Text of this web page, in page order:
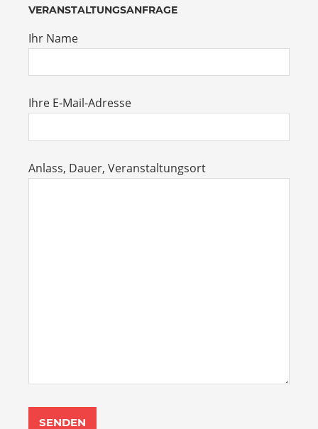
VERANSTALTUNGSANFRAGE
Ihr Name
Ihre E-Mail-Adresse
Anlass, Dauer, Veranstaltungsort